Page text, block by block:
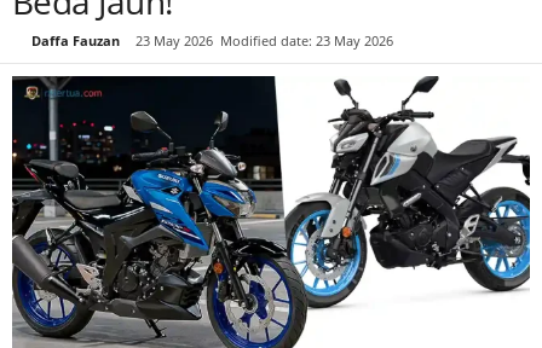
Daffa Fauzan 23 May 2026 Modified date: 23 May 2026